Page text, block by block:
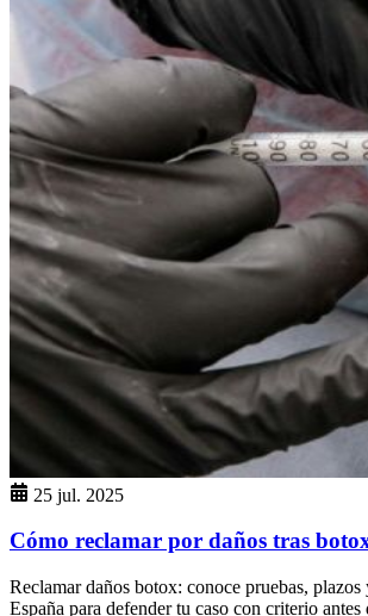
25 jul. 2025
Cómo reclamar por daños tras
Reclamar daños botox: conoce pruebas, plazos
España para defender tu caso con criterio antes